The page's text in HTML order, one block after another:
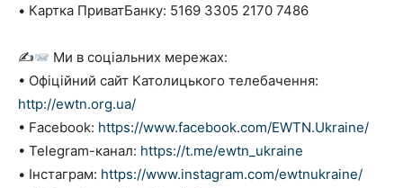
• Картка ПриватБанку: 5169 3305 2170 7486
✍
Ми в соціальних мережах:
• Офіційний сайт Католицького телебачення:
http://ewtn.org.ua/
• Facebook: https://www.facebook.com/EWTN.Ukraine/
• Telegram-канал: https://t.me/ewtn_ukraine
• Інстаграм: https://www.instagram.com/ewtnukraine/